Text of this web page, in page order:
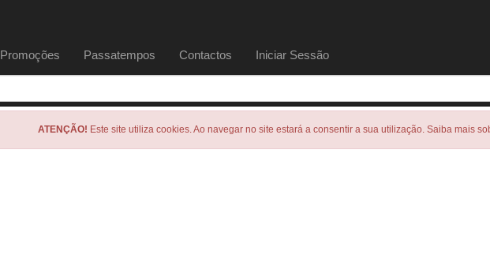
Promoções Passatempos Contactos Iniciar Sessão
ATENÇÃO! Este site utiliza cookies. Ao navegar no site estará a consentir a sua utilização. Saiba mais